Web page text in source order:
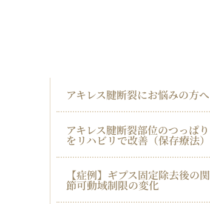
アキレス腱断裂にお悩みの方へ
アキレス腱断裂部位のつっぱり
をリハビリで改善（保存療法）
【症例】ギプス固定除去後の関
節可動域制限の変化